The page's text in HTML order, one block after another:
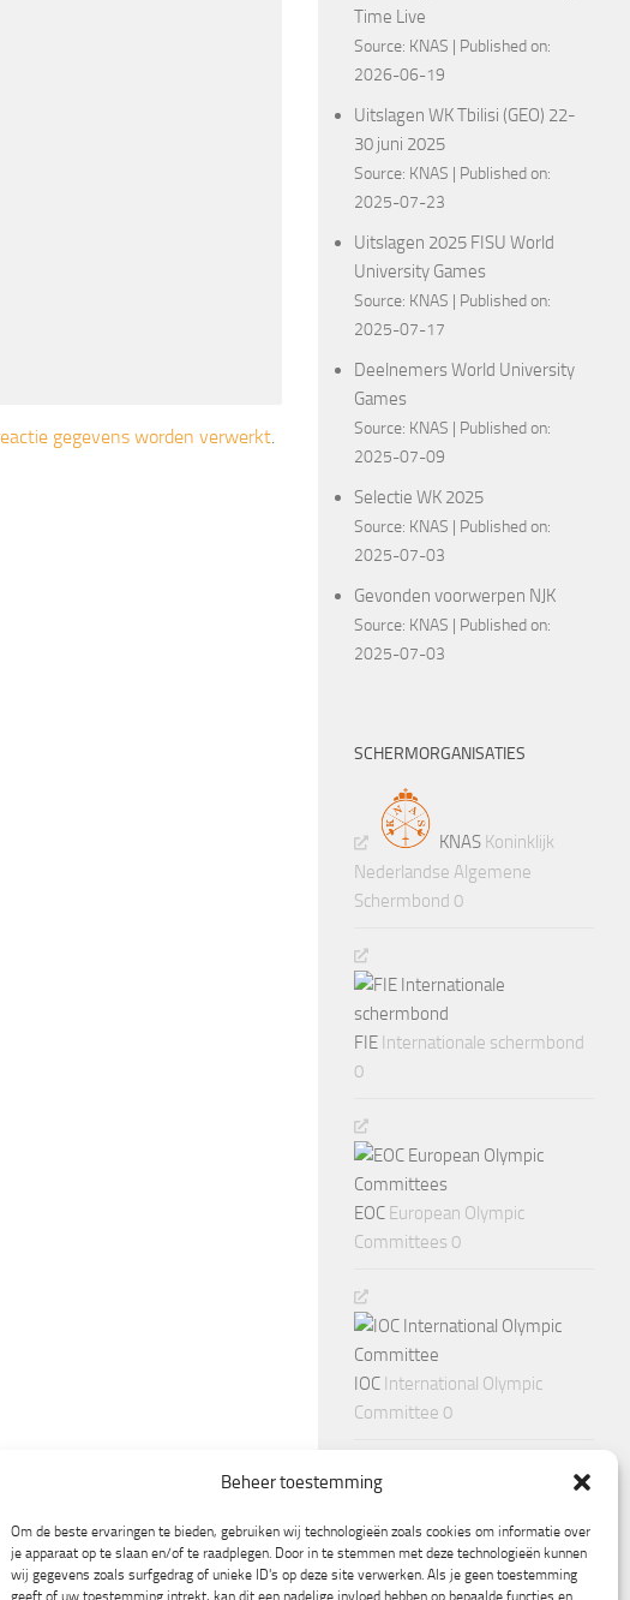
Beheer toestemming
Om de beste ervaringen te bieden, gebruiken wij technologieën zoals cookies om informatie over
je apparaat op te slaan en/of te raadplegen. Door in te stemmen met deze technologieën kunnen
wij gegevens zoals surfgedrag of unieke ID's op deze site verwerken. Als je geen toestemming
geeft of uw toestemming intrekt, kan dit een nadelige invloed hebben op bepaalde functies en
gegevens worden verwerkt.
Time Live
Source: KNAS
Published on:
2026-06-19
Uitslagen WK Tbilisi (GEO) 22-
30 juni 2025
Source: KNAS
Published on:
2025-07-23
Uitslagen 2025 FISU World
University Games
Source: KNAS
Published on:
2025-07-17
Deelnemers World University
Games
Source: KNAS
Published on:
2025-07-09
Selectie WK 2025
Source: KNAS
Published on:
2025-07-03
Gevonden voorwerpen NJK
Source: KNAS
Published on:
2025-07-03
SCHERMORGANISATIES
KNAS Koninklijk
Nederlandse Algemene
Schermbond 0
FIE Internationale schermbond
0
EOC European Olympic
Committees 0
IOC International Olympic
Committee 0